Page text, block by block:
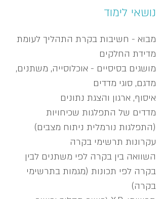
נושאי לימוד
מבוא - חשיבות בקרת התהליך לעומת
מדידת החלקים
מושגים בסיסיים - אוכלוסייה, משתנים,
מדגם, סוגי מדדים
איסוף, ארגון והצגת נתונים
מדדים של התפלגות שכיחויות
(התפלגות נורמלית ניתוח מצבים)
עקרונות תרשימי בקרה
השוואה בין בקרה לפי משתנים לבין
בקרה לפי תכונות (מגמות בתרשימי
בקרה)